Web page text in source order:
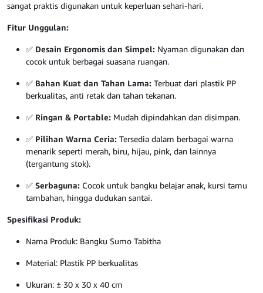
sangat praktis digunakan untuk keperluan sehari-hari.
Fitur Unggulan:
✅ Desain Ergonomis dan Simpel: Nyaman digunakan dan
cocok untuk berbagai suasana ruangan.
✅ Bahan Kuat dan Tahan Lama: Terbuat dari plastik PP
berkualitas, anti retak dan tahan tekanan.
✅ Ringan & Portable: Mudah dipindahkan dan disimpan.
✅ Pilihan Warna Ceria: Tersedia dalam berbagai warna
menarik seperti merah, biru, hijau, pink, dan lainnya
(tergantung stok).
✅ Serbaguna: Cocok untuk bangku belajar anak, kursi tamu
tambahan, hingga dudukan santai.
Spesifikasi Produk:
Nama Produk: Bangku Sumo Tabitha
Material: Plastik PP berkualitas
Ukuran: ± 30 x 30 x 40 cm